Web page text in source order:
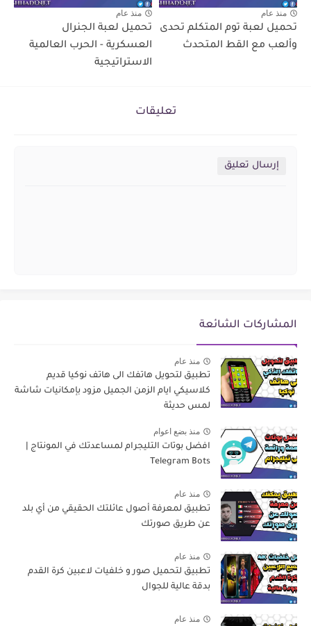
منذ عام
تحميل لعبة توم المتكلم تحدى
وألعب مع القط المتحدث
منذ عام
تحميل لعبة الجنرال
العسكرية - الحرب العالمية
الاستراتيجية
تعليقات
إرسال تعليق
المشاركات الشائعة
منذ عام
تطبيق لتحويل هاتفك الى هاتف نوكيا قديم
كلاسيكي ايام الزمن الجميل مزود بإمكانيات شاشة
لمس حديثة
منذ بضع اعوام
افضل بوتات التليجرام لمساعدتك في المونتاج |
Telegram Bots
منذ عام
تطبيق لمعرفة أصول عائلتك الحقيقي من أي بلد
عن طريق صورتك
منذ عام
تطبيق لتحميل صور و خلفيات لاعبين كرة القدم
بدقة عالية للجوال
منذ عام